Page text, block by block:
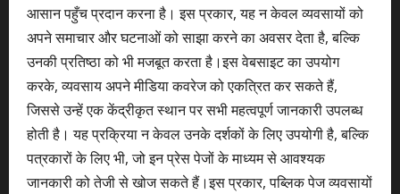
आसान पहुँच प्रदान करना है। इस प्रकार, यह न केवल व्यवसायों को
अपने समाचार और घटनाओं को साझा करने का अवसर देता है, बल्कि
उनकी प्रतिष्ठा को भी मजबूत करता है।इस वेबसाइट का उपयोग
करके, व्यवसाय अपने मीडिया कवरेज को एकत्रित कर सकते हैं,
जिससे उन्हें एक केंद्रीकृत स्थान पर सभी महत्वपूर्ण जानकारी उपलब्ध
होती है। यह प्रक्रिया न केवल उनके दर्शकों के लिए उपयोगी है, बल्कि
पत्रकारों के लिए भी, जो इन प्रेस पेजों के माध्यम से आवश्यक
जानकारी को तेजी से खोज सकते हैं।इस प्रकार, पब्लिक पेज व्यवसायों